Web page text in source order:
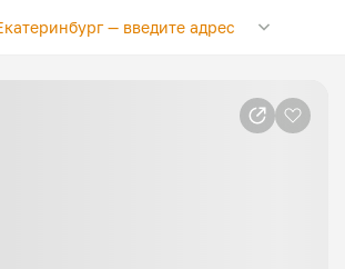
—введите адрес